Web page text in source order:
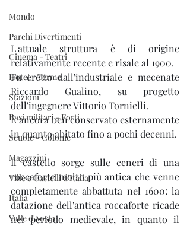
Mondo
Parchi Divertimenti
Cinema - Teatri
Hotel - Terme
Stazioni
Basi militari - Forti
Scuole - Colonie
Magazzini
Ville e Castelli d'Italia
Italia
Valle d'Aosta
L'attuale struttura è di origine
relativamente recente e risale al 1900.
Riccardo Gualino, su progetto
dell'ingegnere Vittorio Tornielli.
È ancora ben conservato esternamente
in quanto abitato fino a pochi decenni.
Il castello sorge sulle ceneri di una
roccaforte molto più antica che venne
completamente abbattuta nel 1600: la
datazione dell'antica roccaforte ricade
nel periodo medievale, in quanto il